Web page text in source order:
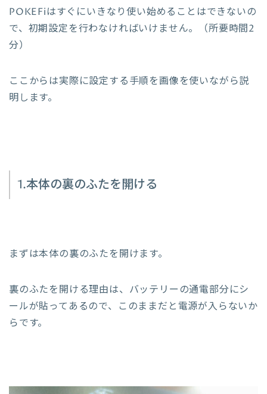
POKEFiはすぐにいきなり使い始めることはできないの
で、初期設定を行わなければいけません。（所要時間2
分）
ここからは実際に設定する手順を画像を使いながら説
明します。
1.本体の裏のふたを開ける
まずは本体の裏のふたを開けます。
裏のふたを開ける理由は、バッテリーの通電部分にシ
ールが貼ってあるので、このままだと電源が入らないか
らです。